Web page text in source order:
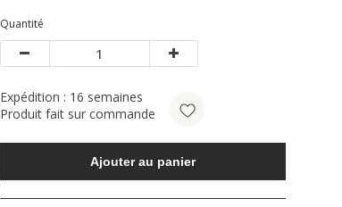
Quantité
Expédition : 16 semaines
Produit fait sur commande
Ajouter au panier